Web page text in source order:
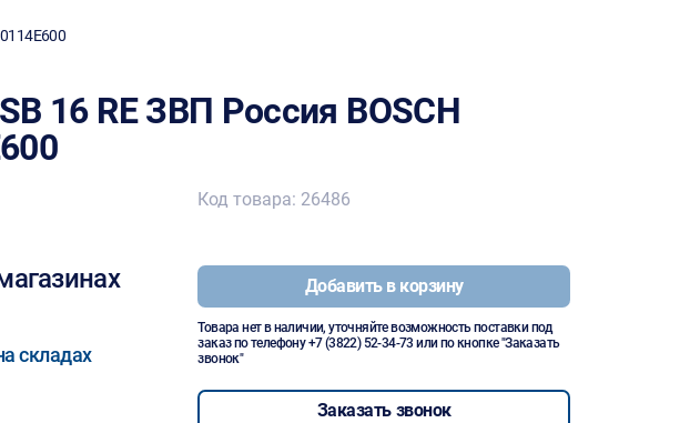
16 RE ЗВП Россия BOSCH
складах
Код товара: 26486
Добавить в корзину
Товара нет в наличии, уточняйте возможность поставки под
заказ по телефону+7 (3822) 52-34-73 или по кнопке "Заказать
звонок"
Заказать звонок